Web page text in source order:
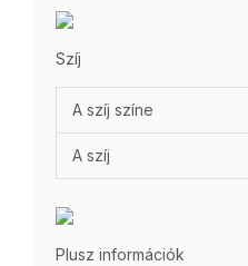
Szíj
A szíj színe
A szíj
Plusz információk